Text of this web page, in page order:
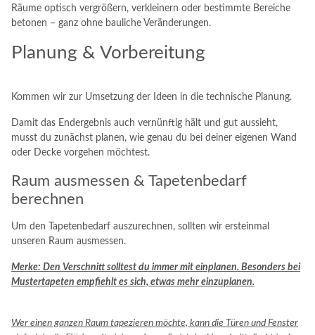
Räume optisch vergrößern, verkleinern oder bestimmte Bereiche
betonen – ganz ohne bauliche Veränderungen.
Planung & Vorbereitung
Kommen wir zur Umsetzung der Ideen in die technische Planung.
Damit das Endergebnis auch vernünftig hält und gut aussieht,
musst du zunächst planen, wie genau du bei deiner eigenen Wand
oder Decke vorgehen möchtest.
Raum ausmessen & Tapetenbedarf
berechnen
Um den Tapetenbedarf auszurechnen, sollten wir ersteinmal
unseren Raum ausmessen.
Merke: Den Verschnitt solltest du immer mit einplanen. Besonders bei
Mustertapeten empfiehlt es sich, etwas mehr einzuplanen.
Wer einen ganzen Raum tapezieren möchte, kann die Türen und Fenster